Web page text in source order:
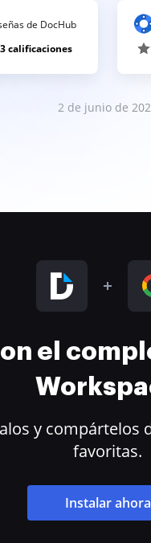
de DocHub
calificaciones
2 de junio de
el
y compártelos
favoritas.
Instalar ahora